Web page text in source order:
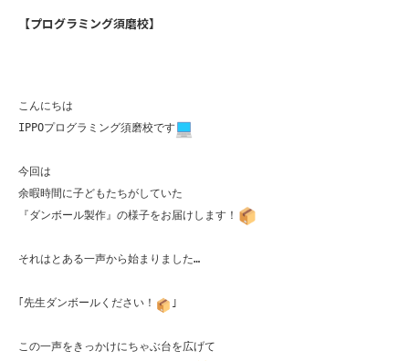
【プログラミング須磨校】
こんにちは
IPPOプログラミング須磨校です
今回は
余暇時間に子どもたちがしていた
『ダンボール製作』の様子をお届けします！
それはとある一声から始まりました…
｢先生ダンボールください！ ｣
この一声をきっかけにちゃぶ台を広げて